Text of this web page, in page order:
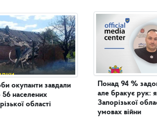
окупанти завдали
56 населених
області
Понад 94 %
але бракує
Запорізької
умовах війни